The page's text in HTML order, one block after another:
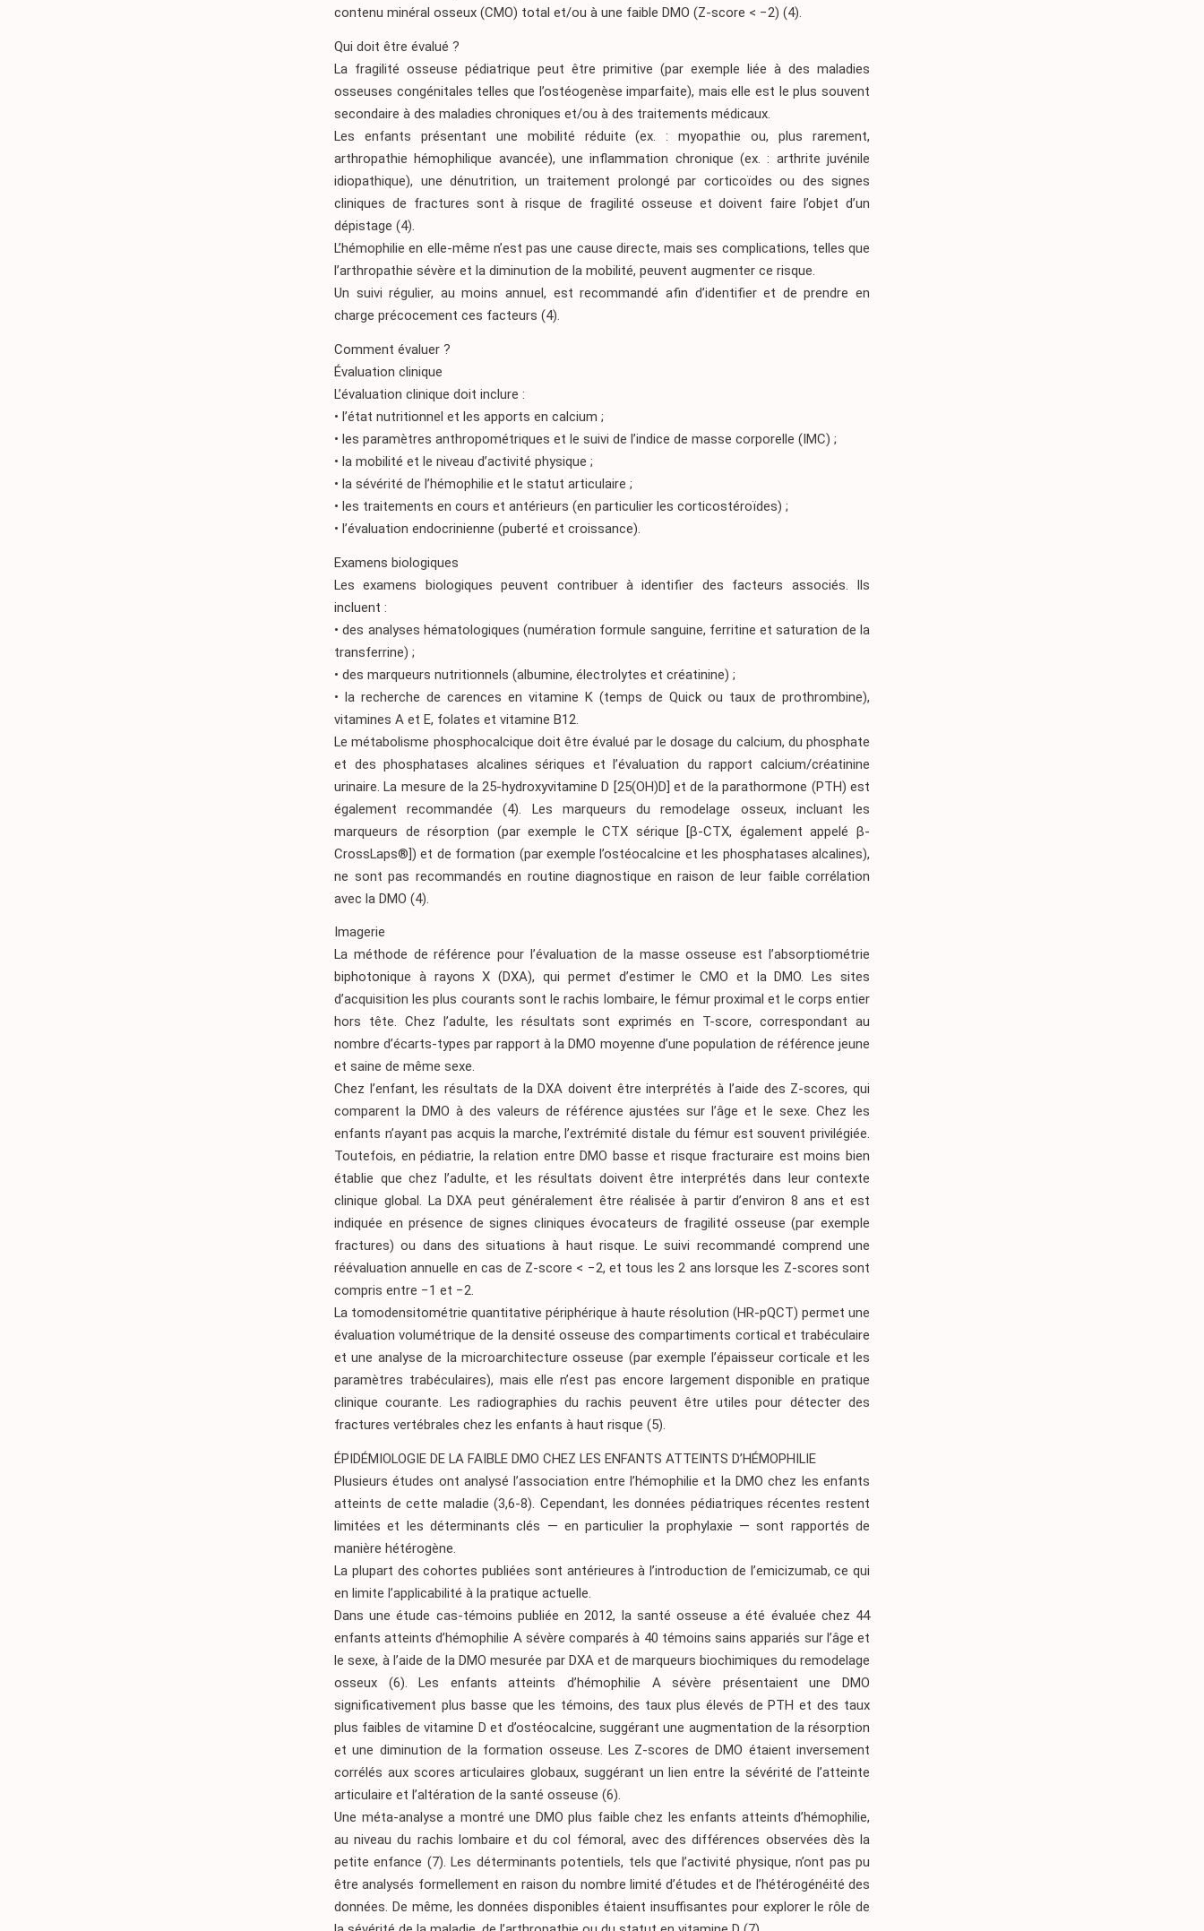
contenu minéral osseux (CMO) total et/ou à une faible DMO (Z-score < −2) (4).
Qui doit être évalué ?
La fragilité osseuse pédiatrique peut être primitive (par exemple liée à des maladies
osseuses congénitales telles que l’ostéogenèse imparfaite), mais elle est le plus souvent
secondaire à des maladies chroniques et/ou à des traitements médicaux.
Les enfants présentant une mobilité réduite (ex. : myopathie ou, plus rarement,
arthropathie hémophilique avancée), une inflammation chronique (ex. : arthrite juvénile
idiopathique), une dénutrition, un traitement prolongé par corticoïdes ou des signes
cliniques de fractures sont à risque de fragilité osseuse et doivent faire l’objet d’un
dépistage (4).
L’hémophilie en elle-même n’est pas une cause directe, mais ses complications, telles que
l’arthropathie sévère et la diminution de la mobilité, peuvent augmenter ce risque.
Un suivi régulier, au moins annuel, est recommandé afin d’identifier et de prendre en
charge précocement ces facteurs (4).
Comment évaluer ?
Évaluation clinique
L’évaluation clinique doit inclure :
• l’état nutritionnel et les apports en calcium ;
• les paramètres anthropométriques et le suivi de l’indice de masse corporelle (IMC) ;
• la mobilité et le niveau d’activité physique ;
• la sévérité de l’hémophilie et le statut articulaire ;
• les traitements en cours et antérieurs (en particulier les corticostéroïdes) ;
• l’évaluation endocrinienne (puberté et croissance).
Examens biologiques
Les examens biologiques peuvent contribuer à identifier des facteurs associés. Ils
incluent :
• des analyses hématologiques (numération formule sanguine, ferritine et saturation de la
transferrine) ;
• des marqueurs nutritionnels (albumine, électrolytes et créatinine) ;
• la recherche de carences en vitamine K (temps de Quick ou taux de prothrombine),
vitamines A et E, folates et vitamine B12.
Le métabolisme phosphocalcique doit être évalué par le dosage du calcium, du phosphate
et des phosphatases alcalines sériques et l’évaluation du rapport calcium/créatinine
urinaire. La mesure de la 25-hydroxyvitamine D [25(OH)D] et de la parathormone (PTH) est
également recommandée(4) . Les marqueurs du remodelage osseux, incluant les
marqueurs de résorption (par exemple le CTX sérique [β-CTX, également appelé β-
CrossLaps®]) et de formation (par exemple l’ostéocalcine et les phosphatases alcalines),
ne sont pas recommandés en routine diagnostique en raison de leur faible corrélation
avec la DMO (4)
Imagerie
La méthode de référence pour l’évaluation de la masse osseuse est l’absorptiométrie
biphotonique à rayons X (DXA), qui permet d’estimer le CMO et la DMO. Les sites
d’acquisition les plus courants sont le rachis lombaire, le fémur proximal et le corps entier
hors tête. Chez l’adulte, les résultats sont exprimés en T-score, correspondant au
nombre d’écarts-types par rapport à la DMO moyenne d’une population de référence jeune
et saine de même sexe.
Chez l’enfant, les résultats de la DXA doivent être interprétés à l’aide des Z-scores, qui
comparent la DMO à des valeurs de référence ajustées sur l’âge et le sexe. Chez les
enfants n’ayant pas acquis la marche, l’extrémité distale du fémur est souvent privilégiée.
Toutefois, en pédiatrie, la relation entre DMO basse et risque fracturaire est moins bien
établie que chez l’adulte, et les résultats doivent être interprétés dans leur contexte
clinique global. La DXA peut généralement être réalisée à partir d’environ 8 ans et est
indiquée en présence de signes cliniques évocateurs de fragilité osseuse (par exemple
fractures) ou dans des situations à haut risque. Le suivi recommandé comprend une
réévaluation annuelle en cas de Z-score < −2, et tous les 2 ans lorsque les Z-scores sont
compris entre −1 et −2.
La tomodensitométrie quantitative périphérique à haute résolution (HR-pQCT) permet une
évaluation volumétrique de la densité osseuse des compartiments cortical et trabéculaire
et une analyse de la microarchitecture osseuse (par exemple l’épaisseur corticale et les
paramètres trabéculaires), mais elle n’est pas encore largement disponible en pratique
clinique courante. Les radiographies du rachis peuvent être utiles pour détecter des
fractures vertébrales chez les enfants à haut risque (5).
ÉPIDÉMIOLOGIE DE LA FAIBLE DMO CHEZ LES ENFANTS ATTEINTS D’HÉMOPHILIE
Plusieurs études ont analysé l’association entre l’hémophilie et la DMO chez les enfants
atteints de cette maladie(3,6-8). Cependant, les données pédiatriques récentes restent
limitées et les déterminants clés — en particulier la prophylaxie — sont rapportés de
manière hétérogène.
La plupart des cohortes publiées sont antérieures à l’introduction de l’emicizumab, ce qui
en limite l’applicabilité à la pratique actuelle.
Dans une étude cas-témoins publiée en 2012, la santé osseuse a été évaluée chez 44
enfants atteints d’hémophilie A sévère comparés à 40 témoins sains appariés sur l’âge et
le sexe, à l’aide de la DMO mesurée par DXA et de marqueurs biochimiques du remodelage
osseux (6). Les enfants atteints d’hémophilie A sévère présentaient une DMO
significativement plus basse que les témoins, des taux plus élevés de PTH et des taux
plus faibles de vitamine D et d’ostéocalcine, suggérant une augmentation de la résorption
et une diminution de la formation osseuse. Les Z-scores de DMO étaient inversement
corrélés aux scores articulaires globaux, suggérant un lien entre la sévérité de l’atteinte
articulaire et l’altération de la santé osseuse (6).
Une méta-analyse a montré une DMO plus faible chez les enfants atteints d’hémophilie,
au niveau du rachis lombaire et du col fémoral, avec des différences observées dès la
petite enfance (7). Les déterminants potentiels, tels que l’activité physique, n’ont pas pu
être analysés formellement en raison du nombre limité d’études et de l’hétérogénéité des
données. De même, les données disponibles étaient insuffisantes pour explorer le rôle de